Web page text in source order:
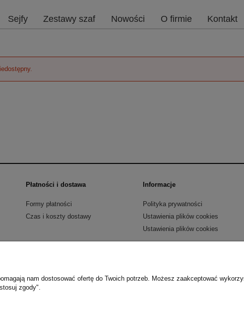
Sejfy Zestawy szaf Nowości O firmie Kontakt
Płatności i dostawa
Formy płatności
Czas i koszty dostawy
Informacje
Polityka prywatności
Ustawienia plików cookies
Ustawienia plików cookies
nam dostosować ofertę do Twoich potrzeb. Możesz zaakceptować
zgody".